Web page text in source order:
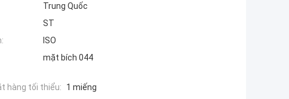
Trung Quốc
ST
ISO
mặt bích 044
hàng tối thiểu:
1 miếng